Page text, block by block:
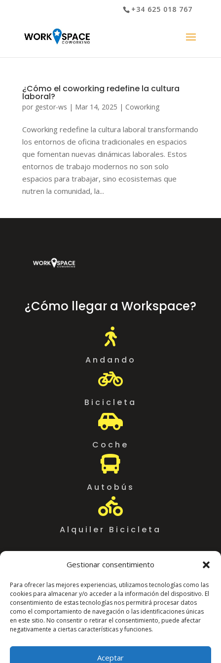
Gestionar consentimiento
Para ofrecer las mejores experiencias, utilizamos tecnologías como las
cookies para almacenar y/o acceder a la información del dispositivo. El
consentimiento de estas tecnologías nos permitirá procesar datos
como el comportamiento de navegación o las identificaciones únicas
en este sitio. No consentir o retirar el consentimiento, puede afectar
negativamente a ciertas características y funciones.
Aceptar
+34 625 018 767
¿Cómo el coworking redefine la cultura
laboral?
por gestor-ws | Mar 14, 2025 | Coworking
Coworking redefine la cultura laboral transformando
los entornos de oficina tradicionales en espacios
que fomentan nuevas dinámicas laborales. Estos
entornos de trabajo modernos no son solo
espacios para trabajar, sino ecosistemas que
nutren la comunidad, la...
¿Cómo llegar a Workspace?

Andando

Bicicleta

Coche

Autobús

Alquiler Bicicleta